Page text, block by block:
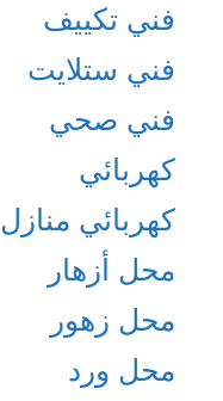
فني تكييف
فني ستلايت
فني صحي
كهربائي
كهربائي منازل
محل أزهار
محل زهور
محل ورد